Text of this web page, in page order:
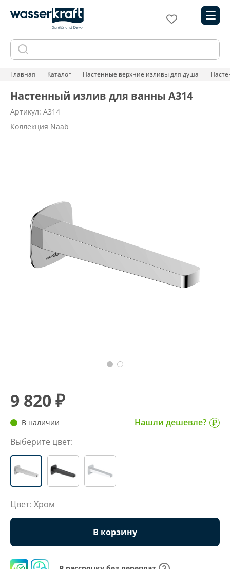
Главная Каталог Настенные верхние изливы для душа
Настенный излив для ванны A314
Артикул: A314
Коллекция Naab
9 820 ₽
В наличии
Нашли дешевле?
Выберите цвет:
Цвет: Хром
В корзину